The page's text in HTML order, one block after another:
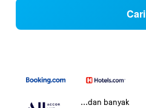
Cari
...dan banyak